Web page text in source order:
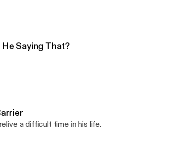
Saying That?
a difficult time in his life.